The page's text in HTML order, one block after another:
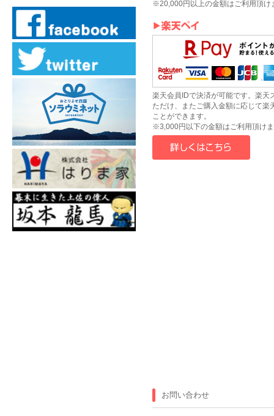
※20,000円以上の金額はご利用頂け
楽天会員IDで決済が可能です。楽天
ただけ、またご購入金額に応じて楽
ことができます。
※3,000円以下の金額はご利用頂け
お問い合わせ